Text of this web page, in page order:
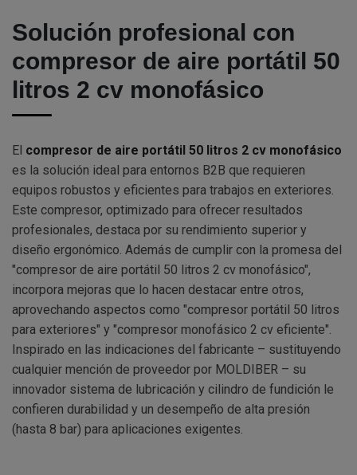
Solución profesional con
compresor de aire portátil 50
litros 2 cv monofásico
El compresor de aire portátil 50 litros 2 cv monofásico
es la solución ideal para entornos B2B que requieren
equipos robustos y eficientes para trabajos en exteriores.
Este compresor, optimizado para ofrecer resultados
profesionales, destaca por su rendimiento superior y
diseño ergonómico. Además de cumplir con la promesa del
"compresor de aire portátil 50 litros 2 cv monofásico",
incorpora mejoras que lo hacen destacar entre otros,
aprovechando aspectos como "compresor portátil 50 litros
para exteriores" y "compresor monofásico 2 cv eficiente".
Inspirado en las indicaciones del fabricante – sustituyendo
cualquier mención de proveedor por MOLDIBER – su
innovador sistema de lubricación y cilindro de fundición le
confieren durabilidad y un desempeño de alta presión
(hasta 8 bar) para aplicaciones exigentes.